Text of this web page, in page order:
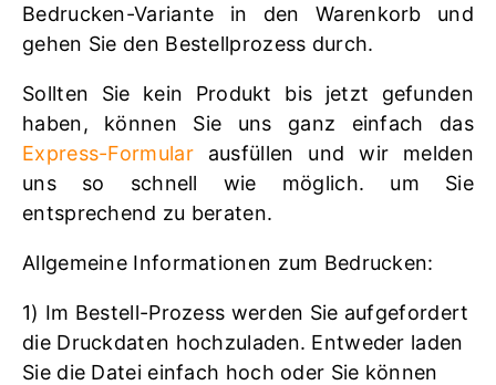
Bedrucken-Variante in den Warenkorb und
gehen Sie den Bestellprozess durch.
Sollten Sie kein Produkt bis jetzt gefunden
haben, können Sie uns ganz einfach das
Express-Formular ausfüllen und wir melden
uns so schnell wie möglich. um Sie
entsprechend zu beraten.
Allgemeine Informationen zum Bedrucken:
1) Im Bestell-Prozess werden Sie aufgefordert
die Druckdaten hochzuladen. Entweder laden
Sie die Datei einfach hoch oder Sie können